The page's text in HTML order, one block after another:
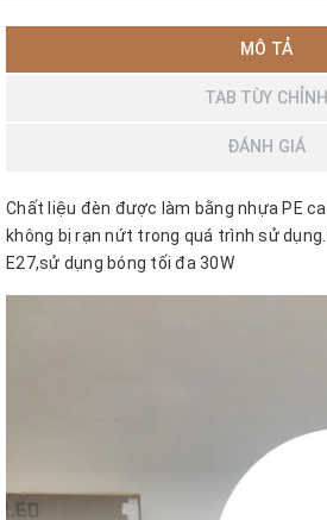
MÔ TẢ
TAB TÙY CHỈNH
ĐÁNH GIÁ
Chất liệu đèn được làm bằng nhựa PE
không bị rạn nứt trong quá trình sử
E27,sử dụng bóng tối đa 30W